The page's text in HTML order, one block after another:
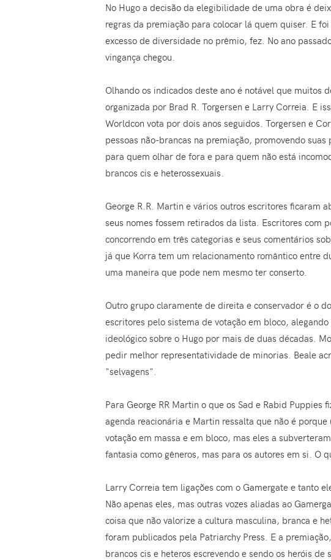
No Hugo a decisão da elegibilidade de uma obra é
regras da premiação para colocar lá quem quiser. E
excesso de diversidade no prêmio, fez. No ano
vingança chegou.
Olhando os indicados deste ano é notável que muitos
organizada por Brad R. Torgersen e Larry Correia. E
Worldcon vota por dois anos seguidos. Torgersen e
pessoas não-brancas na premiação, promovendo
para quem olhar de fora e para quem não está
brancos cis e heterossexuais.
George R.R. Martin e vários outros escritores ficaram
seus nomes fossem retirados da lista. Escritores com
concorrendo em três categorias e seus comentários
já que Korra tem um relacionamento romântico entre
uma maneira que pode nem mesmo ter conserto.
Outro grupo claramente de direita e conservador é o
escritores pelo sistema de votação em bloco,
ideológico sobre o Hugo por mais de duas décadas.
pedir melhor representatividade de minorias. Beale
"selvagens".
Para George RR Martin o que os Sad e Rabid
agenda reacionária e Martin ressalta que não é
votação em massa e em bloco, mas eles a
fantasia como gêneros, mas para os autores em si. O
Larry Correia tem ligações com o Gamergate e tanto
Não apenas eles, mas outras vozes aliadas ao
coisa que não valorize a cultura masculina, branca e
foram publicados pela Patriarchy Press. E a
brancos cis e heteros escrevendo e sendo os heróis de